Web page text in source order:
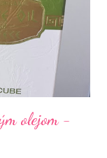
olejom -